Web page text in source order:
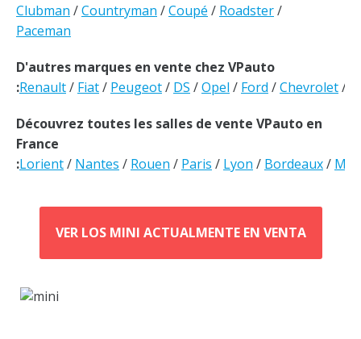
Clubman /Countryman /Coupé / Roadster/
Paceman
D'autres marques en vente chez VPauto
:Renault/ Fiat/ Peugeot/ DS /Opel / Ford /Chevrolet/
Découvrez toutes les salles de vente VPauto en
France
:Lorient/ Nantes / Rouen / Paris / Lyon / Bordeaux/
VER LOS MINI ACTUALMENTE EN VENTA